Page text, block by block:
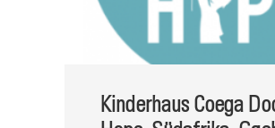
Kinderhaus Coega